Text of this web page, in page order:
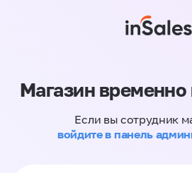
Магазин временно
Если вы сотрудник
войдите в панель